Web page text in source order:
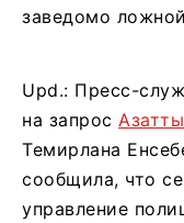
заведомо
Upd.: Пресс-
на запрос
Темирлана
сообщила, что
управление